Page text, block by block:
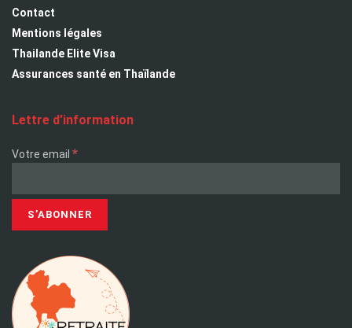
Contact
Mentions légales
Thailande Elite Visa
Assurances santé en Thaïlande
Lettre d’information
Votre email *